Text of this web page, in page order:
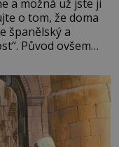
a možná už jste ji
o tom, že doma
španělský a
Původ ovšem
zemí a k tomu